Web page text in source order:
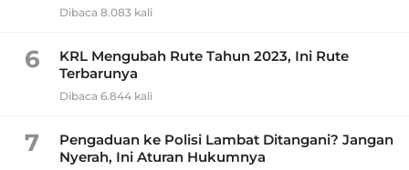
Dibaca 8.083 kali
6
KRL Mengubah Rute Tahun 2023, Ini Rute
Terbarunya
Dibaca 6.844 kali
7
Pengaduan ke Polisi Lambat Ditangani? Jangan
Nyerah, Ini Aturan Hukumnya